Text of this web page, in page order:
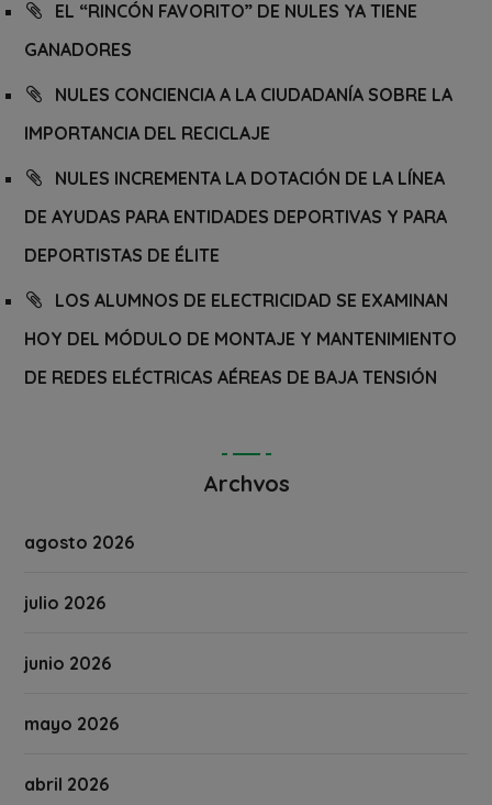
EL “RINCÓN FAVORITO” DE NULES YA TIENE
GANADORES
NULES CONCIENCIA A LA CIUDADANÍA SOBRE LA
IMPORTANCIA DEL RECICLAJE
NULES INCREMENTA LA DOTACIÓN DE LA LÍNEA
DE AYUDAS PARA ENTIDADES DEPORTIVAS Y PARA
DEPORTISTAS DE ÉLITE
LOS ALUMNOS DE ELECTRICIDAD SE EXAMINAN
HOY DEL MÓDULO DE MONTAJE Y MANTENIMIENTO
DE REDES ELÉCTRICAS AÉREAS DE BAJA TENSIÓN
Archvos
agosto 2026
julio 2026
junio 2026
mayo 2026
abril 2026